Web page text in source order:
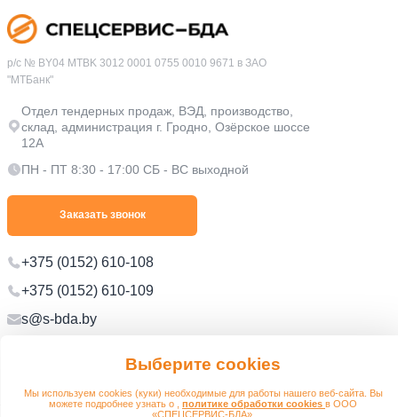
Выберите cookies
Мы используем cookies (куки) необходимые для работы нашего веб-сайта. Вы
можете подробнее узнать о , политике обработки cookies в ООО
«СПЕЦСЕРВИС-БДА».
р/с № BY04 MTBK 3012 0001 0755 0010 9671 в ЗАО
"МТБанк"
Отдел тендерных продаж, ВЭД, производство,
склад, администрация г. Гродно, Озёрское шоссе
12А
ПН - ПТ 8:30 - 17:00 СБ - ВС выходной
Заказать звонок
+375 (0152) 610-108
+375 (0152) 610-109
s@s-bda.by
Политика в отношении обработки персональных данных
Политика в отношении обработки файлов cookie